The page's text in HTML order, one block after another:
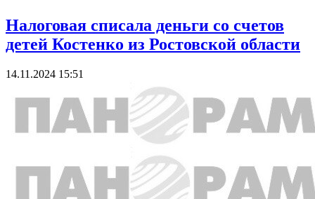
Налоговая списала деньги со счетов
детей Костенко из Ростовской области
14.11.2024 15:51